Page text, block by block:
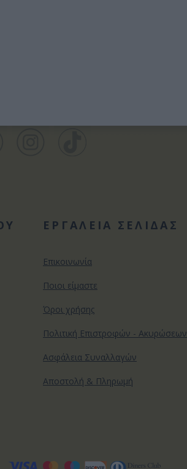
ΕΡΓΑΛΕΙΑ ΣΕΛΙΔΑΣ
Επικοινωνία
Ποιοι είμαστε
Όροι χρήσης
Πολιτική Επιστροφών - Ακυρώσεων
Ασφάλεια Συναλλαγών
Αποστολή & Πληρωμή